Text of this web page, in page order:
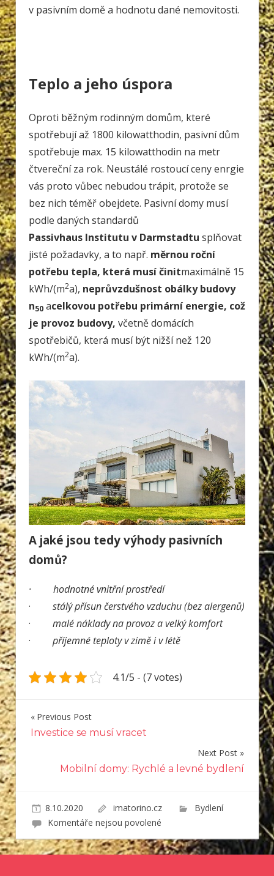
v pasivním domě a hodnotu dané nemovitosti.
Teplo a jeho úspora
Oproti běžným rodinným domům, které
spotřebují až 1800 kilowatthodin, pasivní dům
spotřebuje max. 15 kilowatthodin na metr
čtvereční za rok. Neustálé rostoucí ceny enrgie
vás proto vůbec nebudou trápit, protože se
bez nich téměř obejdete. Pasivní domy musí
podle daných standardů
Passivhaus Institutu v Darmstadtu splňovat
jisté požadavky, a to např. měrnou roční
potřebu tepla, která musí činitmaximálně 15
kWh/(m2a), neprůvzdušnost obálky budovy
n50acelkovou potřebu primární energie, což
je provoz budovy, včetně domácích
spotřebičů, která musí být nižší než 120
kWh/(m2a).
A jaké jsou tedy výhody pasivních
domů?
· hodnotné vnitřní prostředí
· stálý přísun čerstvého vzduchu (bez alergenů)
· malé náklady na provoz a velký komfort
· příjemné teploty v zimě i v létě
4.1/5 - (7 votes)
Navigace
pro
příspěvek
Previous Post
Investice se musí vracet
Next Post
Mobilní domy: Rychlé a levné bydlení
8.10.2020 imatorino.cz
Bydlení
Komentáře nejsou povolenéu
textu
s